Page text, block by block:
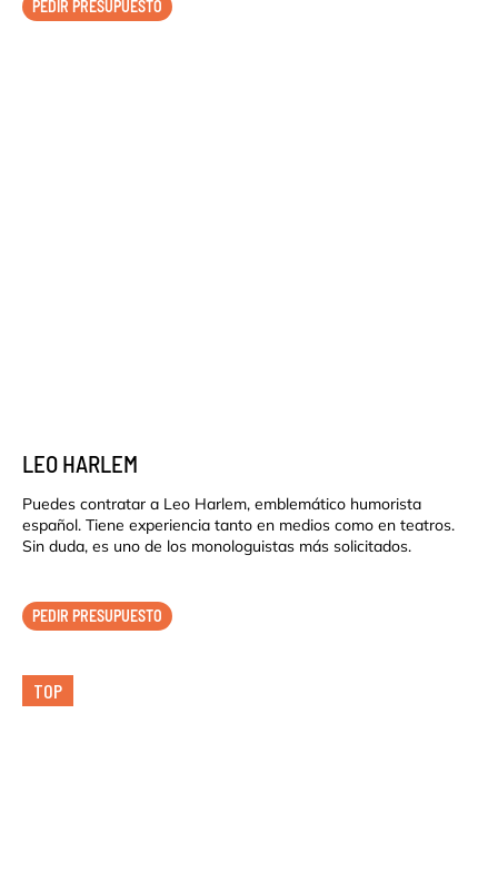
PEDIR PRESUPUESTO
LEO HARLEM
Puedes contratar a Leo Harlem, emblemático humorista
español. Tiene experiencia tanto en medios como en teatros.
Sin duda, es uno de los monologuistas más solicitados.
PEDIR PRESUPUESTO
TOP